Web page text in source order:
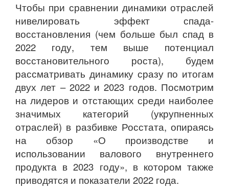
Чтобы при сравнении динамики отраслей
нивелировать эффект спада-
восстановления (чем больше был спад в
2022 году, тем выше потенциал
восстановительного роста), будем
рассматривать динамику сразу по итогам
двух лет – 2022 и 2023 годов. Посмотрим
на лидеров и отстающих среди наиболее
значимых категорий (укрупненных
отраслей) в разбивке Росстата, опираясь
на обзор «О производстве и
использовании валового внутреннего
продукта в 2023 году», в котором также
приводятся и показатели 2022 года.